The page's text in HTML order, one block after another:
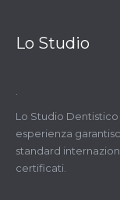
Lo Studio
Lo Studio
esperienza
standard
certificati.